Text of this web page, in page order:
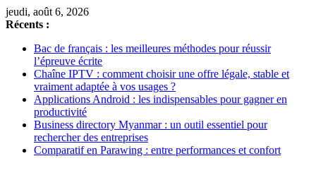
jeudi, août 6, 2026
Récents :
Bac de français : les meilleures méthodes pour réussir
l’épreuve écrite
Chaîne IPTV : comment choisir une offre légale, stable et
vraiment adaptée à vos usages ?
Applications Android : les indispensables pour gagner en
productivité
Business directory Myanmar : un outil essentiel pour
rechercher des entreprises
Comparatif en Parawing : entre performances et confort